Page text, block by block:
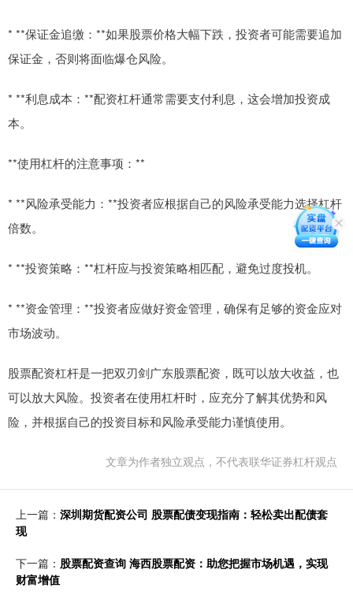
* **保证金追缴：**如果股票价格大幅下跌，投资者可能需要追加
保证金，否则将面临爆仓风险。
* **利息成本：**配资杠杆通常需要支付利息，这会增加投资成
本。
**使用杠杆的注意事项：**
* **风险承受能力：**投资者应根据自己的风险承受能力选择杠杆
倍数。
* **投资策略：**杠杆应与投资策略相匹配，避免过度投机。
* **资金管理：**投资者应做好资金管理，确保有足够的资金应对
市场波动。
股票配资杠杆是一把双刃剑广东股票配资，既可以放大收益，也
可以放大风险。投资者在使用杠杆时，应充分了解其优势和风
险，并根据自己的投资目标和风险承受能力谨慎使用。
文章为作者独立观点，不代表联华证券杠杆观点
上一篇： 深圳期货配资公司 股票配债变现指南：轻松卖出配债套
现
下一篇： 股票配资查询 海西股票配资：助您把握市场机遇，实现
财富增值